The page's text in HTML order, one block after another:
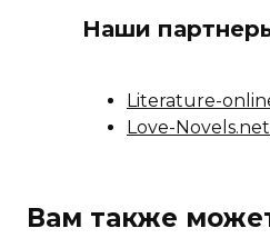
Наши
Literature-
Love-Novels.net
Вам также